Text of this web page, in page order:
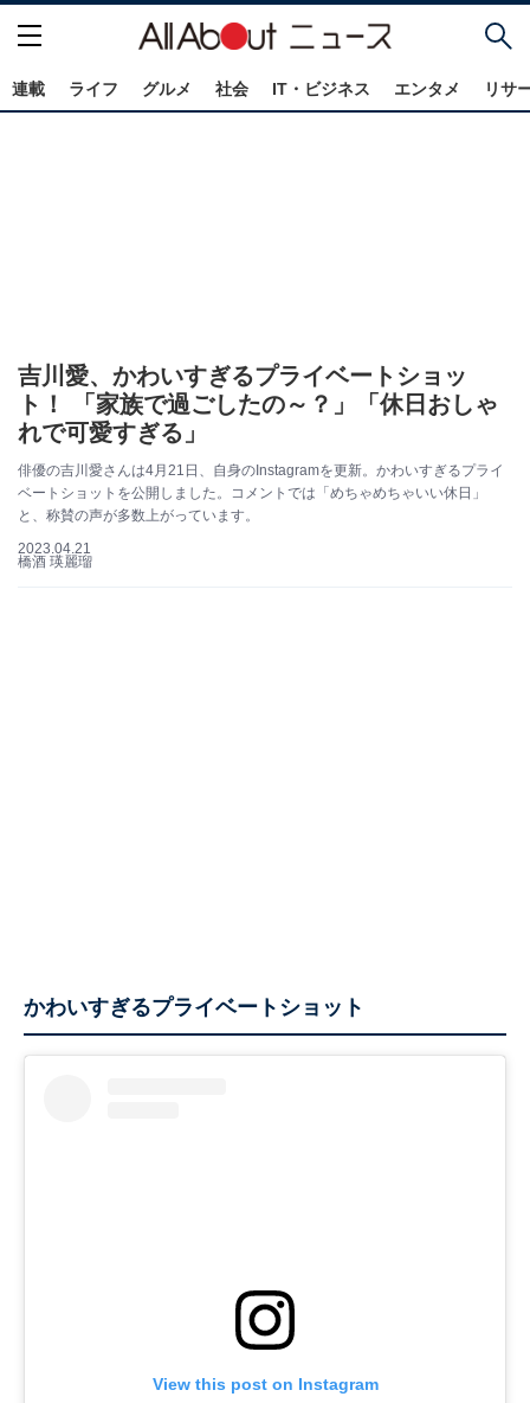
連載 ライフ グルメ 社会 IT・ビジネス エンタメ リサ
吉川愛、かわいすぎるプライベートショッ
ト！ 「家族で過ごしたの～？」「休日おしゃ
れで可愛すぎる」
俳優の吉川愛さんは4月21日、自身のInstagramを更新。かわいすぎるプライ
ベートショットを公開しました。コメントでは「めちゃめちゃいい休日」
と、称賛の声が多数上がっています。
2023.04.21
橋酒 瑛麗瑠
かわいすぎるプライベートショット
View this post on Instagram